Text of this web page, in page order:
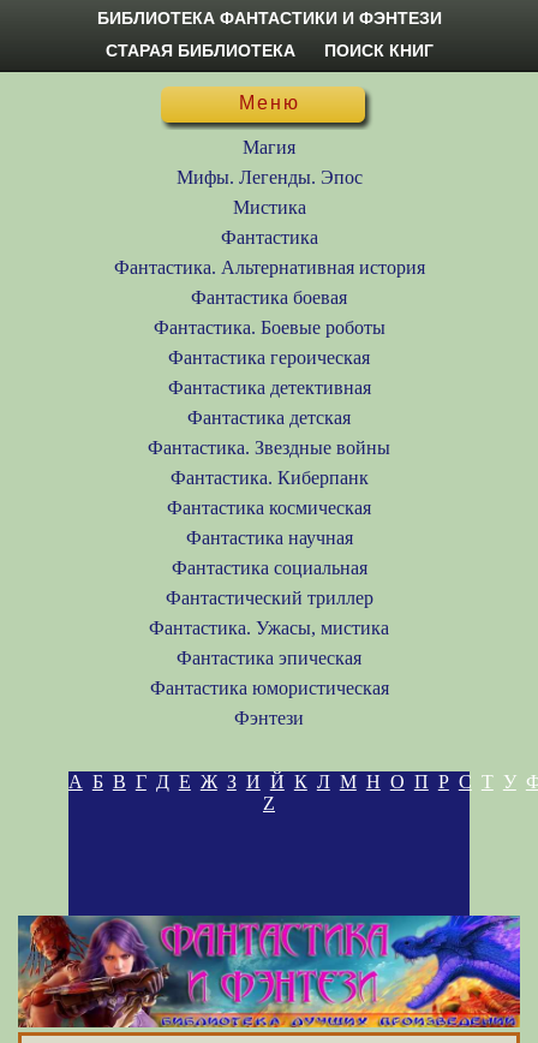
БИБЛИОТЕКА ФАНТАСТИКИ И ФЭНТЕЗИ
СТАРАЯ БИБЛИОТЕКА
ПОИСК КНИГ
Меню
Магия
Мифы. Легенды. Эпос
Мистика
Фантастика
Фантастика. Альтернативная история
Фантастика боевая
Фантастика. Боевые роботы
Фантастика героическая
Фантастика детективная
Фантастика детская
Фантастика. Звездные войны
Фантастика. Киберпанк
Фантастика космическая
Фантастика научная
Фантастика социальная
Фантастический триллер
Фантастика. Ужасы, мистика
Фантастика эпическая
Фантастика юмористическая
Фэнтези
А Б В Г Д Е Ж З И Й К Л М Н О П Р С Т У
Z